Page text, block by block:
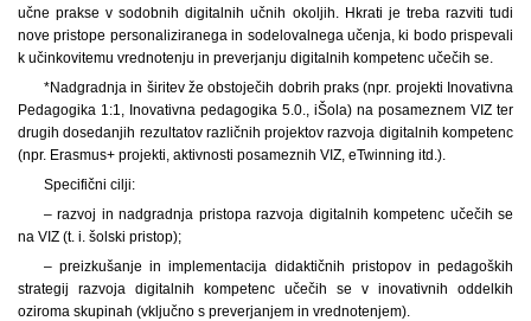
učne prakse v sodobnih digitalnih učnih okoljih. Hkrati je treba razviti tudi
nove pristope personaliziranega in sodelovalnega učenja, ki bodo prispevali
k učinkovitemu vrednotenju in preverjanju digitalnih kompetenc učečih se.
*Nadgradnja in širitev že obstoječih dobrih praks (npr. projekti Inovativna
Pedagogika 1:1, Inovativna pedagogika 5.0., iŠola) na posameznem VIZ ter
drugih dosedanjih rezultatov različnih projektov razvoja digitalnih kompetenc
(npr. Erasmus+ projekti, aktivnosti posameznih VIZ, eTwinning itd.).
Specifični cilji:
– razvoj in nadgradnja pristopa razvoja digitalnih kompetenc učečih se
na VIZ (t. i. šolski pristop);
– preizkušanje in implementacija didaktičnih pristopov in pedagoških
strategij razvoja digitalnih kompetenc učečih se v inovativnih oddelkih
oziroma skupinah (vključno s preverjanjem in vrednotenjem).